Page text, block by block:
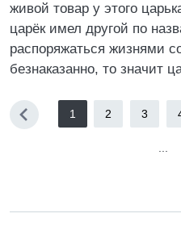
живой товар у этого
царёк имел другой по
распоряжаться жизнями
безнаказанно, то значит
1 2 3